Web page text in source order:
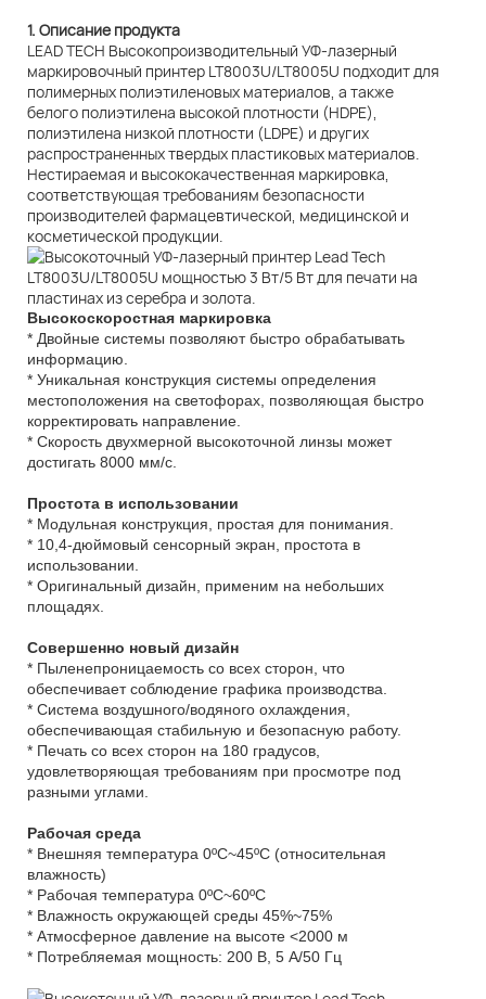
1. Описание продукта
LEAD TECH Высокопроизводительный УФ-лазерный
маркировочный принтер LT8003U/LT8005U подходит для
полимерных полиэтиленовых материалов, а также
белого полиэтилена высокой плотности (HDPE),
полиэтилена низкой плотности (LDPE) и других
распространенных твердых пластиковых материалов.
Нестираемая и высококачественная маркировка,
соответствующая требованиям безопасности
производителей фармацевтической, медицинской и
косметической продукции.
Высокоскоростная маркировка
* Двойные системы позволяют быстро обрабатывать
информацию.
* Уникальная конструкция системы определения
местоположения на светофорах, позволяющая быстро
корректировать направление.
* Скорость двухмерной высокоточной линзы может
достигать 8000 мм/с.
Простота в использовании
* Модульная конструкция, простая для понимания.
* 10,4-дюймовый сенсорный экран, простота в
использовании.
* Оригинальный дизайн, применим на небольших
площадях.
Совершенно новый дизайн
* Пыленепроницаемость со всех сторон, что
обеспечивает соблюдение графика производства.
* Система воздушного/водяного охлаждения,
обеспечивающая стабильную и безопасную работу.
* Печать со всех сторон на 180 градусов,
удовлетворяющая требованиям при просмотре под
разными углами.
Рабочая среда
* Внешняя температура 0ºC~45ºC (относительная
влажность)
* Рабочая температура 0ºC~60ºC
* Влажность окружающей среды 45%~75%
* Атмосферное давление на высоте <2000 м
* Потребляемая мощность: 200 В, 5 А/50 Гц